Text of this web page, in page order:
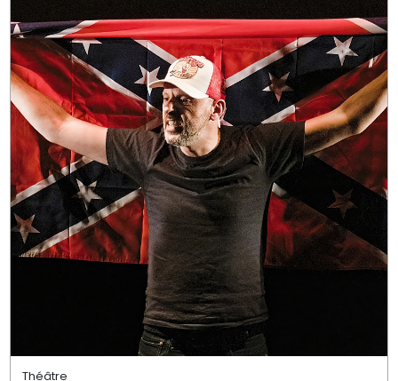
Théâtre